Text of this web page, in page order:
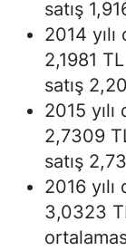
satış
2014
2,1981
satış
2015
2,7309
satış
2016
3,0323